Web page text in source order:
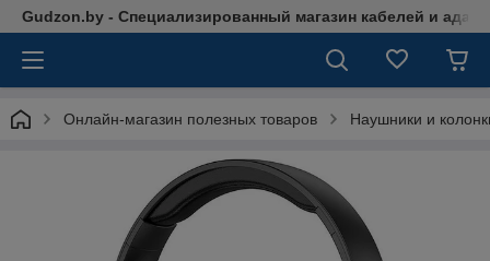
Gudzon.by - Специализированный магазин кабелей и
Онлайн-магазин полезных товаров Наушники и